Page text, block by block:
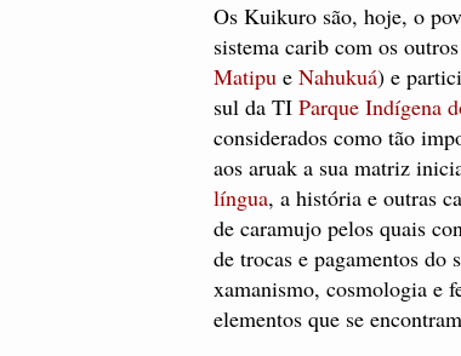
Os Kuikuro são, hoje, o
sistema carib com os
Matipue Nahukuá) e
sul da TI Parque Indígena
considerados como tão
aos aruak a sua matriz
língua, a história e outras
de caramujo pelos quais
de trocas e pagamentos do
xamanismo, cosmologia e
elementos que se